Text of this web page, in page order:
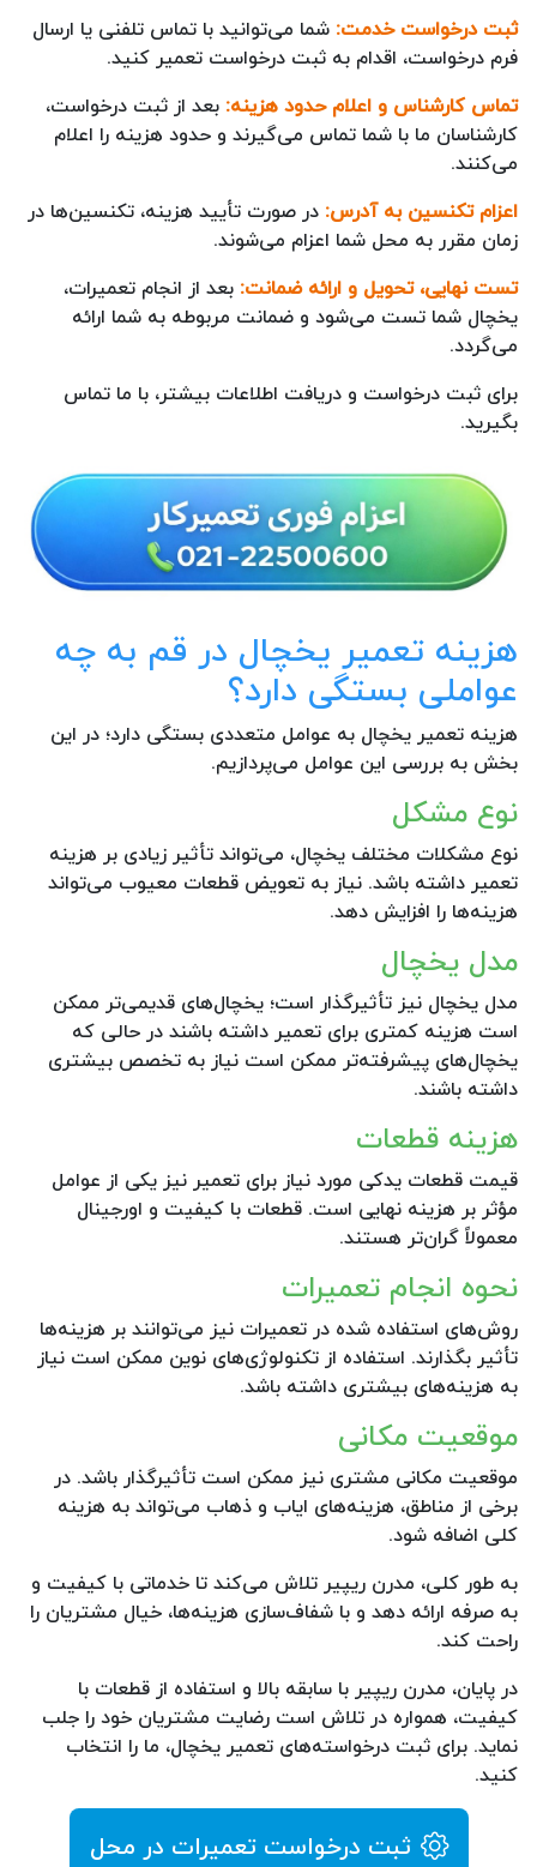
ثبت درخواست خدمت: شما می‌توانید با تماس تلفنی یا ارسال
فرم درخواست، اقدام به ثبت درخواست تعمیر کنید.
تماس کارشناس و اعلام حدود هزینه: بعد از ثبت درخواست،
کارشناسان ما با شما تماس می‌گیرند و حدود هزینه را اعلام
می‌کنند.
اعزام تکنسین به آدرس: در صورت تأیید هزینه، تکنسین‌ها در
زمان مقرر به محل شما اعزام می‌شوند.
تست نهایی، تحویل و ارائه ضمانت: بعد از انجام تعمیرات،
یخچال شما تست می‌شود و ضمانت مربوطه به شما ارائه
می‌گردد.
برای ثبت درخواست و دریافت اطلاعات بیشتر، با ما تماس
بگیرید.
هزینه تعمیر یخچال در قم به چه
عواملی بستگی دارد؟
هزینه تعمیر یخچال به عوامل متعددی بستگی دارد؛ در این
بخش به بررسی این عوامل می‌پردازیم.
نوع مشکل
نوع مشکلات مختلف یخچال، می‌تواند تأثیر زیادی بر هزینه
تعمیر داشته باشد. نیاز به تعویض قطعات معیوب می‌تواند
هزینه‌ها را افزایش دهد.
مدل یخچال
مدل یخچال نیز تأثیرگذار است؛ یخچال‌های قدیمی‌تر ممکن
است هزینه کمتری برای تعمیر داشته باشند در حالی که
یخچال‌های پیشرفته‌تر ممکن است نیاز به تخصص بیشتری
داشته باشند.
هزینه قطعات
قیمت قطعات یدکی مورد نیاز برای تعمیر نیز یکی از عوامل
مؤثر بر هزینه نهایی است. قطعات با کیفیت و اورجینال
معمولاً گران‌تر هستند.
نحوه انجام تعمیرات
روش‌های استفاده شده در تعمیرات نیز می‌توانند بر هزینه‌ها
تأثیر بگذارند. استفاده از تکنولوژی‌های نوین ممکن است نیاز
به هزینه‌های بیشتری داشته باشد.
موقعیت مکانی
موقعیت مکانی مشتری نیز ممکن است تأثیرگذار باشد. در
برخی از مناطق، هزینه‌های ایاب و ذهاب می‌تواند به هزینه
کلی اضافه شود.
به طور کلی، مدرن ریپیر تلاش می‌کند تا خدماتی با کیفیت و
به صرفه ارائه دهد و با شفاف‌سازی هزینه‌ها، خیال مشتریان را
راحت کند.
در پایان، مدرن ریپیر با سابقه بالا و استفاده از قطعات با
کیفیت، همواره در تلاش است رضایت مشتریان خود را جلب
نماید. برای ثبت درخواسته‌های تعمیر یخچال، ما را انتخاب
کنید.
ثبت درخواست تعمیرات در محل